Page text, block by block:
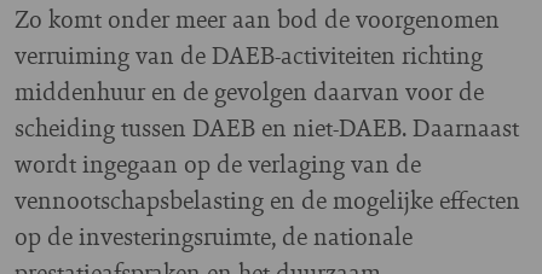
Zo komt onder meer aan bod de voorgenomen
verruiming van de DAEB-activiteiten richting
middenhuur en de gevolgen daarvan voor de
scheiding tussen DAEB en niet-DAEB. Daarnaast
wordt ingegaan op de verlaging van de
vennootschapsbelasting en de mogelijke effecten
op de investeringsruimte, de nationale